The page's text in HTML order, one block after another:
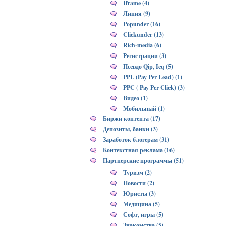
Iframe (4)
Линия (9)
Popunder (16)
Clickunder (13)
Rich-media (6)
Регистрации (3)
Псевдо Qip, Icq (5)
PPL (Pay Per Lead) (1)
PPC ( Pay Per Click) (3)
Видео (1)
Мобильный (1)
Биржи контента (17)
Депозиты, банки (3)
Заработок блогерам (31)
Контекстная реклама (16)
Партнерские программы (51)
Туризм (2)
Новости (2)
Юристы (3)
Медицина (5)
Софт, игры (5)